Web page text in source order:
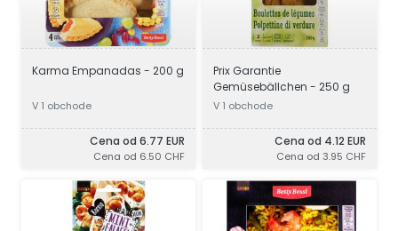
Karma Empanadas - 200 g
V 1 obchode
Cena od 6.77 EUR
Cena od 6.50 CHF
Prix Garantie
Gemüsebällchen - 250 g
V 1 obchode
Cena od 4.12 EUR
Cena od 3.95 CHF